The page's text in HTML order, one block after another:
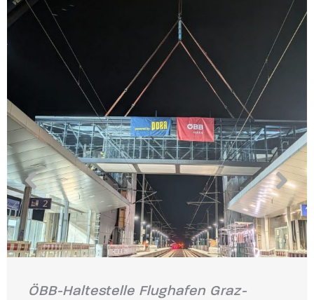
ÖBB-Haltestelle Flughafen Graz-